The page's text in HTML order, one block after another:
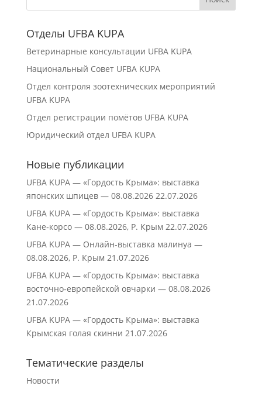
Отделы UFBA KUPA
Ветеринарные консультации UFBA KUPA
Национальный Совет UFBA KUPA
Отдел контроля зоотехнических мероприятий
UFBA KUPA
Отдел регистрации помётов UFBA KUPA
Юридический отдел UFBA KUPA
Новые публикации
UFBA KUPA — «Гордость Крыма»: выставка
японских шпицев — 08.08.2026 22.07.2026
UFBA KUPA — «Гордость Крыма»: выставка
Кане‑корсо — 08.08.2026, Р. Крым 22.07.2026
UFBA KUPA — Онлайн-выставка малинуа —
08.08.2026, Р. Крым 21.07.2026
UFBA KUPA — «Гордость Крыма»: выставка
восточно‑европейской овчарки — 08.08.2026
21.07.2026
UFBA KUPA — «Гордость Крыма»: выставка
Крымская голая скинни 21.07.2026
Тематические разделы
Новости